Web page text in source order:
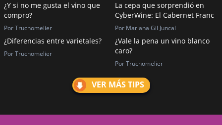
¿Y si no me gusta el vino que
compro?
Por Truchomelier
La cepa que sorprendió en
CyberWine: El Cabernet Franc
Por Mariana Gil Juncal
¿Diferencias entre varietales?
Por Truchomelier
¿Vale la pena un vino blanco
caro?
Por Truchomelier
VER MÁS TIPS